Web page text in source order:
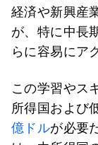
経済や新興産
が、特に中長
らに容易にア
この学習やス
所得国および
億ドルが必要